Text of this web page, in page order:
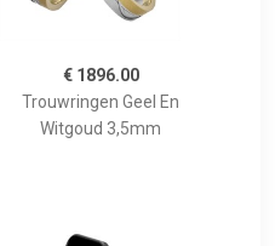
€ 1896.00
Trouwringen Geel En
Witgoud 3,5mm